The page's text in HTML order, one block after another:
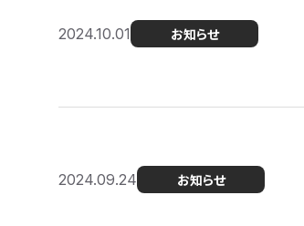
2024.10.01 お知らせ
2024.09.24 お知らせ